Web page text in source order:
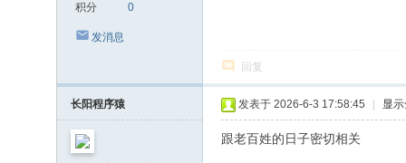
积分 0
发消息
回复
长阳程序猿 发表于 2026-6-3 17:58:45 显
跟老百姓的日子密切相关